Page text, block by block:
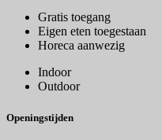
Gratis toegang
Eigen eten toegestaan
Horeca aanwezig
Indoor
Outdoor
Openingstijden